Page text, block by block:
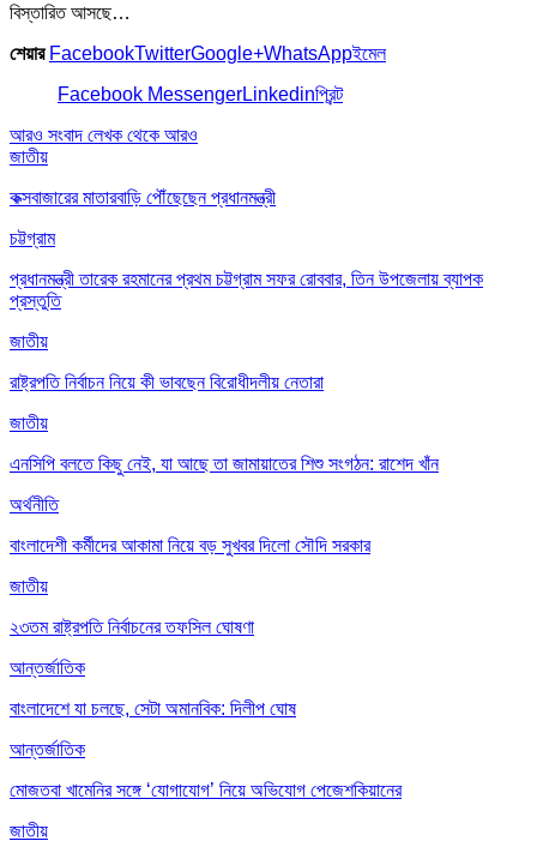
বিস্তারিত আসছে…
শেয়ার FacebookTwitterGoogle+WhatsAppইমেল
Facebook MessengerLinkedinপ্রিন্ট
আরও সংবাদ লেখক থেকে আরও
জাতীয়
কক্সবাজারের মাতারবাড়ি পৌঁছেছেন প্রধানমন্ত্রী
চট্টগ্রাম
প্রধানমন্ত্রী তারেক রহমানের প্রথম চট্টগ্রাম সফর রোববার, তিন উপজেলায় ব্যাপক
প্রস্তুতি
জাতীয়
রাষ্ট্রপতি নির্বাচন নিয়ে কী ভাবছেন বিরোধীদলীয় নেতারা
জাতীয়
এনসিপি বলতে কিছু নেই, যা আছে তা জামায়াতের শিশু সংগঠন: রাশেদ খাঁন
অর্থনীতি
বাংলাদেশী কর্মীদের আকামা নিয়ে বড় সুখবর দিলো সৌদি সরকার
জাতীয়
২৩তম রাষ্ট্রপতি নির্বাচনের তফসিল ঘোষণা
আন্তর্জাতিক
বাংলাদেশে যা চলছে, সেটা অমানবিক: দিলীপ ঘোষ
আন্তর্জাতিক
মোজতবা খামেনির সঙ্গে ‘যোগাযোগ’ নিয়ে অভিযোগ পেজেশকিয়ানের
জাতীয়